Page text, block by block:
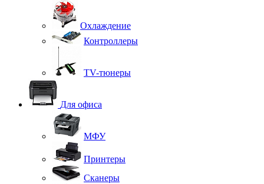
Охлаждение
Контроллеры
TV-тюнеры
Для офиса
МФУ
Принтеры
Сканеры